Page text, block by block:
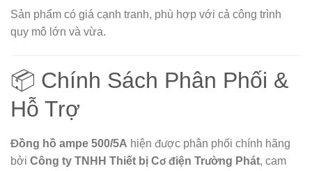
Sản phẩm có giá cạnh tranh, phù hợp với cả công trình
quy mô lớn và vừa.
📦 Chính Sách Phân Phối &
Hỗ Trợ
Đồng hồ ampe 500/5A hiện được phân phối chính hãng
bởi Công ty TNHH Thiết bị Cơ điện Trường Phát, cam